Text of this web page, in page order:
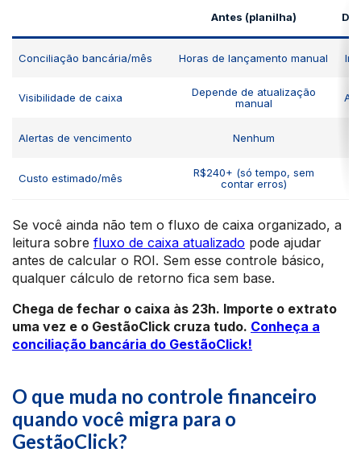
Antes (planilha)
Conciliação bancária/mês Horas de lançamento manual
Visibilidade de caixa
Depende de atualização
manual
Alertas de vencimento Nenhum
Custo estimado/mês
R$240+ (só tempo, sem
contar erros)
Se você ainda não tem o fluxo de caixa organizado, a
leitura sobre fluxo de caixa atualizado pode ajudar
antes de calcular o ROI. Sem esse controle básico,
qualquer cálculo de retorno fica sem base.
Chega de fechar o caixa às 23h. Importe o extrato
uma vez e o GestãoClick cruza tudo. Conheça a
conciliação bancária do GestãoClick!
O que muda no controle financeiro
quando você migra para o
GestãoClick?